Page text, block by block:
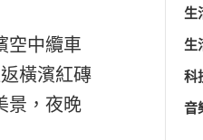
空中纜車
橫濱紅磚
景，夜晚
生
生
科
音